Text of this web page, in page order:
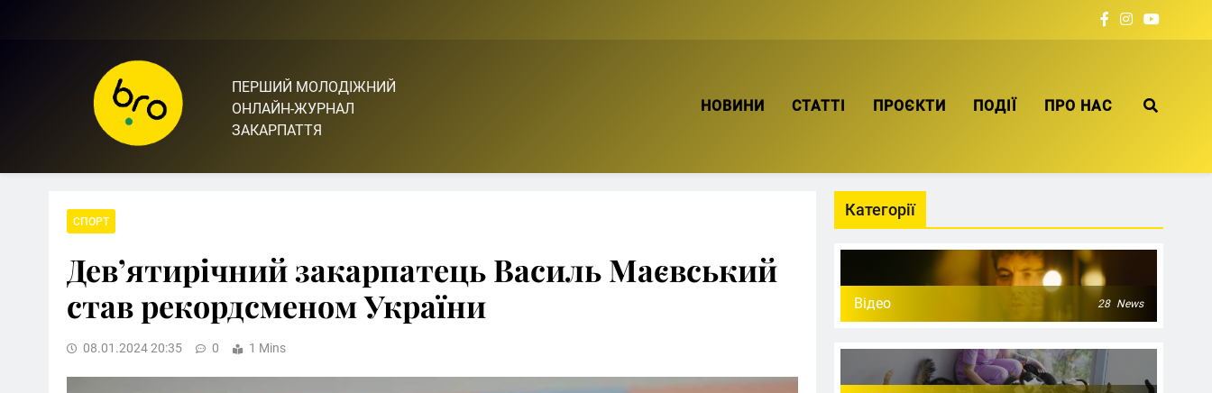
Bro.org.ua | BRO – ЦЕ ТВІЙ БРО
ПЕРШИЙ МОЛОДІЖНИЙ
ОНЛАЙН-ЖУРНАЛ
ЗАКАРПАТТЯ
НОВИНИ СТАТТІ ПРОЄКТИ ПОДІЇ ПРО НАС
СПОРТ
Дев’ятирічний закарпатець Василь Маєвський
став рекордсменом України
08.01.2024 20:35 0 1 Mins
Категорії
Відео 28 News